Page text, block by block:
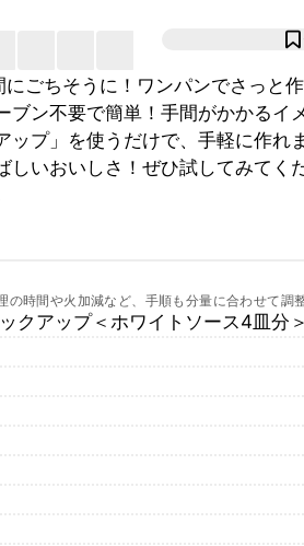
にごちそうに！ワンパンでさっと
ン不要で簡単！手間がかかるイ
ップ」を使うだけで、手軽に作れ
しいおいしさ！ぜひ試してみてく
時間や火加減など、手順も分量に合わせて調
クアップ＜ホワイトソース4皿分＞